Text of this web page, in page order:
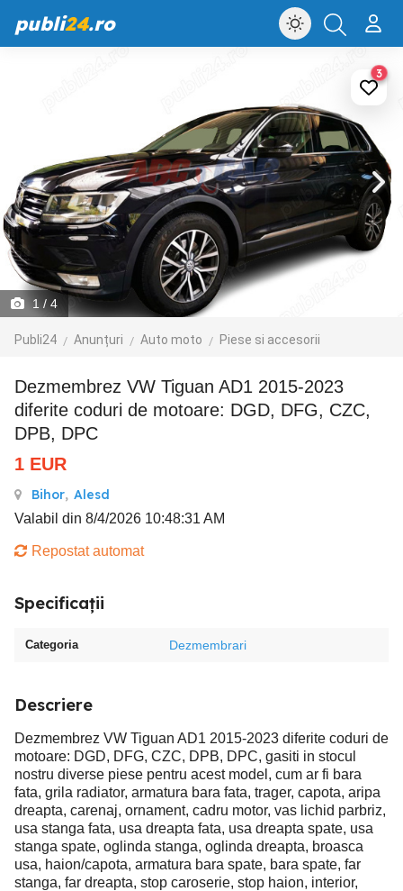
publi24.ro
1 / 4
Publi24 Anunțuri Auto moto Piese si accesorii
3
Dezmembrez VW Tiguan AD1 2015-2023
diferite coduri de motoare: DGD, DFG, CZC,
DPB, DPC
1 EUR
Bihor, Alesd
Valabil din 8/4/2026 10:48:31 AM
Repostat automat
Specificații
Categoria Dezmembrari
Descriere
Dezmembrez VW Tiguan AD1 2015-2023 diferite coduri de
motoare: DGD, DFG, CZC, DPB, DPC, gasiti in stocul
nostru diverse piese pentru acest model, cum ar fi bara
fata, grila radiator, armatura bara fata, trager, capota, aripa
dreapta, carenaj, ornament, cadru motor, vas lichid parbriz,
usa stanga fata, usa dreapta fata, usa dreapta spate, usa
stanga spate, oglinda stanga, oglinda dreapta, broasca
usa, haion/capota, armatura bara spate, bara spate, far
stanga, far dreapta, stop caroserie, stop haion, interior,